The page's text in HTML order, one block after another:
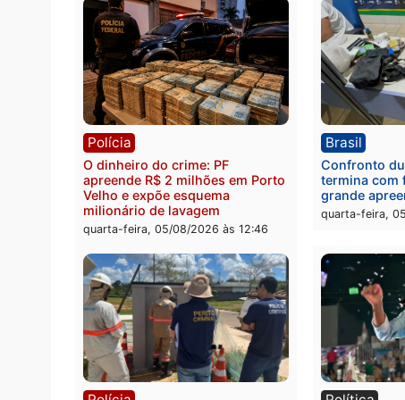
Política
Jônatas França é aprovado na
convenção e confirmado
pelo Republicanos
quarta-feira, 05/08/2026 às 15:52
Brasil
TCE
rumos
quarta-